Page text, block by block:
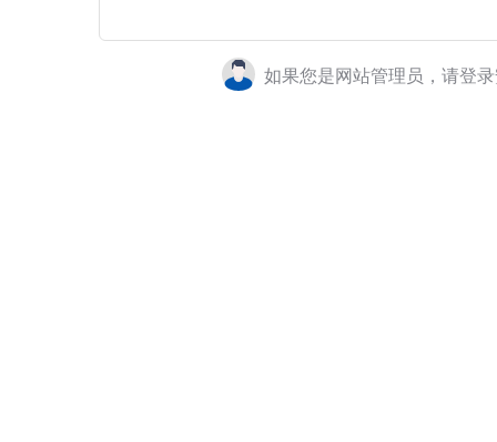
如果您是网站管理员，请登